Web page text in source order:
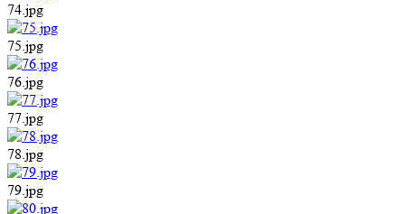
74.jpg
75.jpg
76.jpg
77.jpg
78.jpg
79.jpg